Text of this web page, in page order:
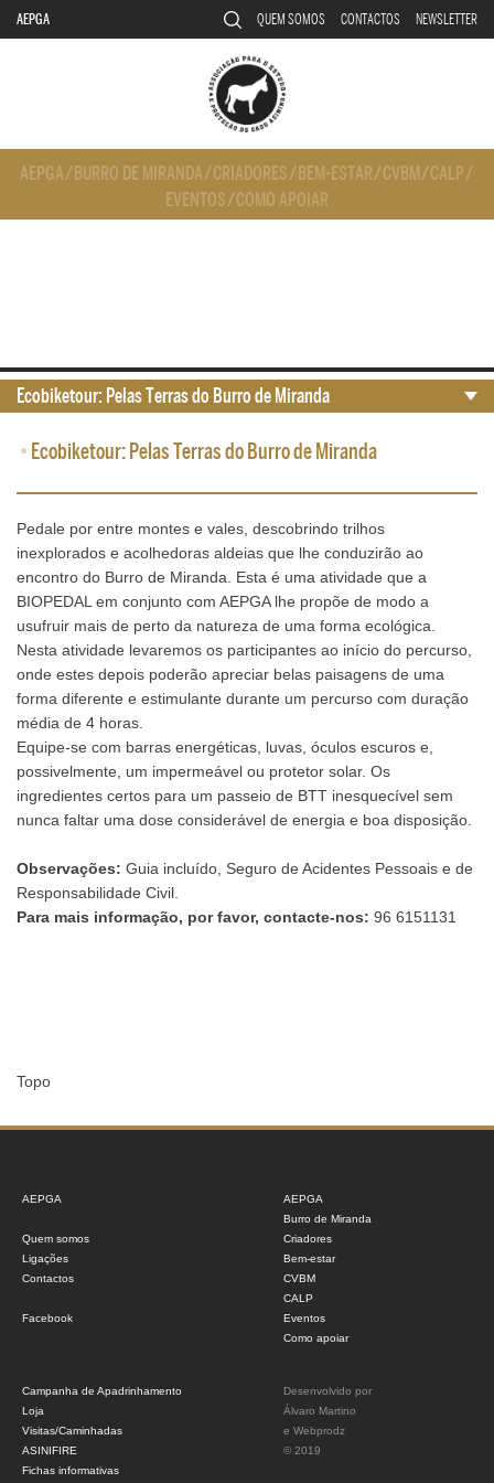
AEPGA QUEM SOMOS CONTACTOS NEWSLETTER
AEPGA/ BURRO DE MIRANDA/CRIADORES/ BEM-ESTAR/CVBM/CALP/
EVENTOS/COMO APOIAR
• Ecobiketour: Pelas Terras do Burro de Miranda
Pedale por entre montes e vales, descobrindo trilhos
inexplorados e acolhedoras aldeias que lhe conduzirão ao
encontro do Burro de Miranda. Esta é uma atividade que a
BIOPEDAL em conjunto com AEPGA lhe propõe de modo a
usufruir mais de perto da natureza de uma forma ecológica.
Nesta atividade levaremos os participantes ao início do percurso,
onde estes depois poderão apreciar belas paisagens de uma
forma diferente e estimulante durante um percurso com duração
média de 4 horas.
Equipe-se com barras energéticas, luvas, óculos escuros e,
possivelmente, um impermeável ou protetor solar. Os
ingredientes certos para um passeio de BTT inesquecível sem
nunca faltar uma dose considerável de energia e boa disposição.
Observações: Guia incluído, Seguro de Acidentes Pessoais e de
Responsabilidade Civil.
Para mais informação, por favor, contacte-nos: 96 6151131
Topo
Ecobiketour: Pelas Terras do Burro de Miranda
AEPGA
Quem somos
Ligações
Contactos
Facebook
AEPGA
Burro de Miranda
Criadores
Bem-estar
CVBM
CALP
Eventos
Como apoiar
Campanha de Apadrinhamento
Loja
Visitas/Caminhadas
ASINIFIRE
Fichas informativas
Desenvolvido por
Álvaro Martino
e Webprodz
© 2019